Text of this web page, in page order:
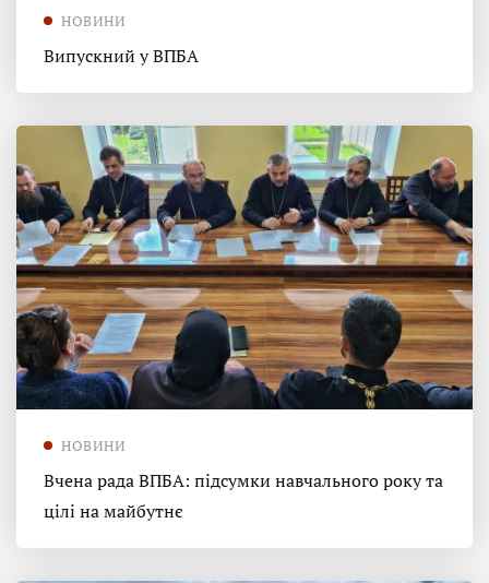
НОВИНИ
Випускний у ВПБА
НОВИНИ
Вчена рада ВПБА: підсумки навчального року та
цілі на майбутнє